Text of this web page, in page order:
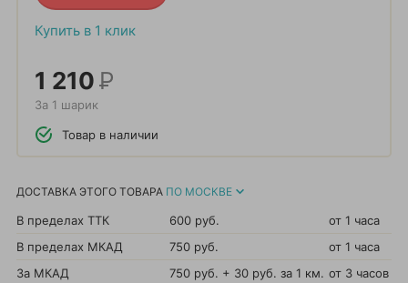
Купить в 1 клик
1 210Р
За 1 шарик
Товар в наличии
ДОСТАВКА ЭТОГО ТОВАРА ПО МОСКВЕ
В пределах ТТК 600 руб.
от 1 часа
В пределах МКАД
750 руб.
от 1 часа
За МКАД
750 руб. + 30 руб. за 1 км. от 3 часов